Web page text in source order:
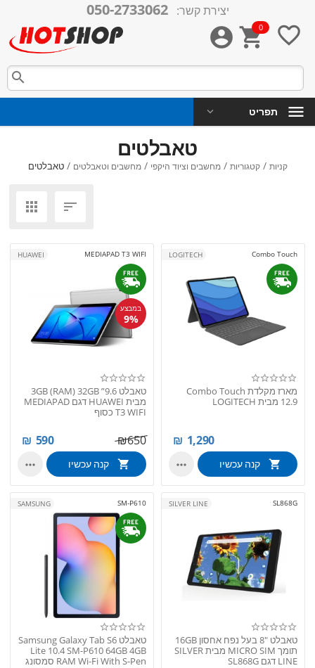
יצירת קשר: 050-2733062

0



תפריט
טאבלטים
קניות / קטגוריות / מחשבים וציוד היקפי / מחשבים וטאבלטים / טאבלטים


Combo Touch
LOGITECH
מארז מקלדת Combo Touch
12.9 מבית LOGITECH
1,290
₪
קנה עכשיו 
MEDIAPAD T3 WIFI
במבצע
9%
HUAWEI
טאבלט 9.6” 3GB (RAM) 32GB
מבית HUAWEI דגם MEDIAPAD
T3 WIFI כסוף
650
₪
590
₪
קנה עכשיו 
SL868G
SILVER LINE
טאבלט "8 בעל נפח אחסון 16GB
תומך MICRO SIM מבית SILVER
LINE דגם SL868G
SM-P610
SAMSUNG
טאבלט Samsung Galaxy Tab S6
Lite 10.4 SM-P610 64GB 4GB
RAM Wi-Fi With S-Pen סמסונג